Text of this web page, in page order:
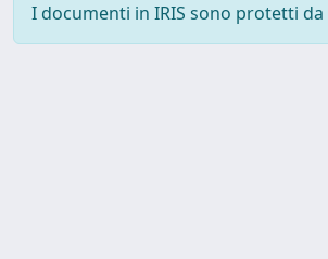
I documenti in IRIS sono protetti